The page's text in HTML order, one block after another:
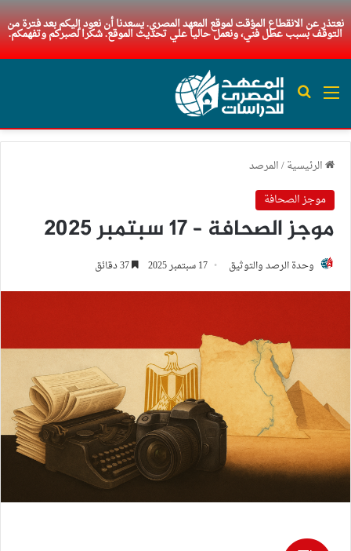
نعتذر عن الانقطاع المؤقت لموقع المعهد المصري. يسعدنا أن نعود إليكم بعد فترة من
التوقف بسبب عطل فني، ونعمل حاليا علي تحديث الموقع. شكرا لصبركم وتفهمكم.
القائمة بحث عن
الرئيسية/المرصد
موجز الصحافة
موجز الصحافة – 17 سبتمبر 2025
وحدة الرصد والتوثيق 17 سبتمبر 2025